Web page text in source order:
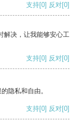
支持[0] 反对[0]
解决，让我能够安心工
支持[0] 反对[0]
隐私和自由。
支持[0] 反对[0]